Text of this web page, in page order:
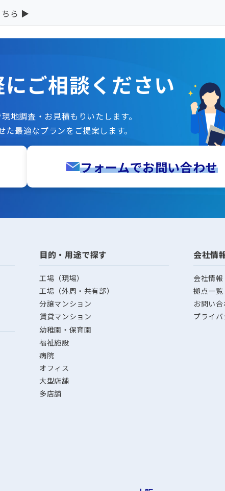
ちら ▶
ご相談ください
地調査・お見積もりいたします。
最適なプランをご提案します。
フォームでお問い合わせ
目的・用途で探す
工場（現場）
工場（外周・共有部）
分譲マンション
賃貸マンション
幼稚園・保育園
福祉施設
病院
オフィス
大型店舗
多店舗
会社情
会社情報
拠点一覧
お問い合
プライ